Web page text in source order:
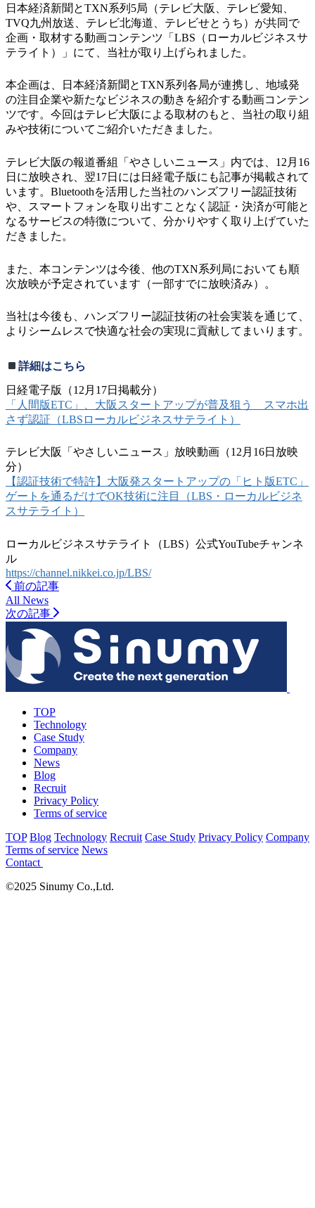
日本経済新聞とTXN系列5局（テレビ大阪、テレビ愛知、
TVQ九州放送、テレビ北海道、テレビせとうち）が共同で
企画・取材する動画コンテンツ「LBS（ローカルビジネスサ
テライト）」にて、当社が取り上げられました。
本企画は、日本経済新聞とTXN系列各局が連携し、地域発
の注目企業や新たなビジネスの動きを紹介する動画コンテン
ツです。今回はテレビ大阪による取材のもと、当社の取り組
みや技術についてご紹介いただきました。
テレビ大阪の報道番組「やさしいニュース」内では、12月16
日に放映され、翌17日には日経電子版にも記事が掲載されて
います。Bluetoothを活用した当社のハンズフリー認証技術
や、スマートフォンを取り出すことなく認証・決済が可能と
なるサービスの特徴について、分かりやすく取り上げていた
だきました。
また、本コンテンツは今後、他のTXN系列局においても順
次放映が予定されています（一部すでに放映済み）。
当社は今後も、ハンズフリー認証技術の社会実装を通じて、
よりシームレスで快適な社会の実現に貢献してまいります。
詳細はこちら
日経電子版（12月17日掲載分）
「人間版ETC」、大阪スタートアップが普及狙う スマホ出
さず認証（LBSローカルビジネスサテライト）
テレビ大阪「やさしいニュース」放映動画（12月16日放映
分）
【認証技術で特許】大阪発スタートアップの「ヒト版ETC」
ゲートを通るだけでOK技術に注目（LBS・ローカルビジネ
スサテライト）
ローカルビジネスサテライト（LBS）公式YouTubeチャンネ
ル
https://channel.nikkei.co.jp/LBS/
前の記事
All News
次の記事
TOP
Technology
Case Study
Company
News
Blog
Recruit
Privacy Policy
Terms of service
TOP Blog Technology Recruit Case Study Privacy Policy Company
Terms of service News
Contact
©2025 Sinumy Co.,Ltd.